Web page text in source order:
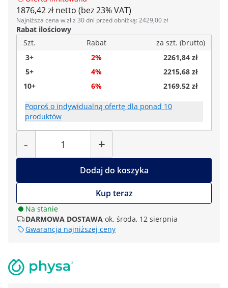
1876,42 zł netto (bez 23% VAT)
Najniższa cena w zł z 30 dni przed obniżką: 2429,00 zł
Rabat ilościowy
Szt.
Rabat
za szt. (brutto)
3+
2%
2261,84 zł
5+
4%
2215,68 zł
10+
6% 2169,52 zł
Poproś o indywidualną ofertę dla ponad 10
produktów
-
Liczba
+
Dodaj do koszyka
Kup teraz
Na stanie
DARMOWA DOSTAWA ok. środa, 12 sierpnia
Gwarancja najniższej ceny